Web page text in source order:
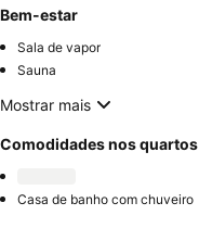
Bem-estar
Sala de vapor
Sauna
Mostrar mais
Comodidades nos quartos
Casa de banho com chuveiro